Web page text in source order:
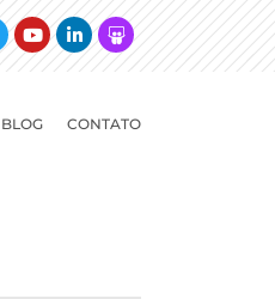
YoutubeLinkedinSlideshare
BLOG CONTATO